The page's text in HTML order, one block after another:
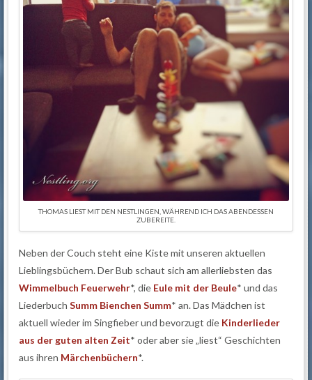
THOMAS LIEST MIT DEN NESTLINGEN, WÄHREND ICH DAS ABENDESSEN
ZUBEREITE.
Neben der Couch steht eine Kiste mit unseren aktuellen
Lieblingsbüchern. Der Bub schaut sich am allerliebsten das
Wimmelbuch Feuerwehr*, die Eule mit der Beule* und das
LiederbuchSumm Bienchen Summ* an. Das Mädchen ist
aktuell wieder im Singfieber und bevorzugt die Kinderlieder
aus der guten alten Zeit* oder aber sie „liest“ Geschichten
aus ihren Märchenbüchern*.